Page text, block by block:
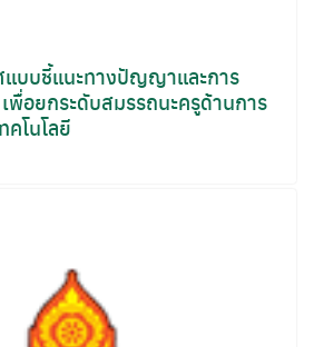
แบบชี้แนะทางปัญญาและการ
พื่อยกระดับสมรรถนะครูด้านการ
คโนโลยี